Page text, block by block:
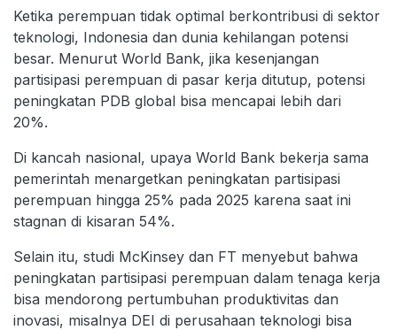
Ketika perempuan tidak optimal berkontribusi di sektor
teknologi, Indonesia dan dunia kehilangan potensi
besar. Menurut World Bank, jika kesenjangan
partisipasi perempuan di pasar kerja ditutup, potensi
peningkatan PDB global bisa mencapai lebih dari
20%.
Di kancah nasional, upaya World Bank bekerja sama
pemerintah menargetkan peningkatan partisipasi
perempuan hingga 25% pada 2025 karena saat ini
stagnan di kisaran 54%.
Selain itu, studi McKinsey dan FT menyebut bahwa
peningkatan partisipasi perempuan dalam tenaga kerja
bisa mendorong pertumbuhan produktivitas dan
inovasi, misalnya DEI di perusahaan teknologi bisa